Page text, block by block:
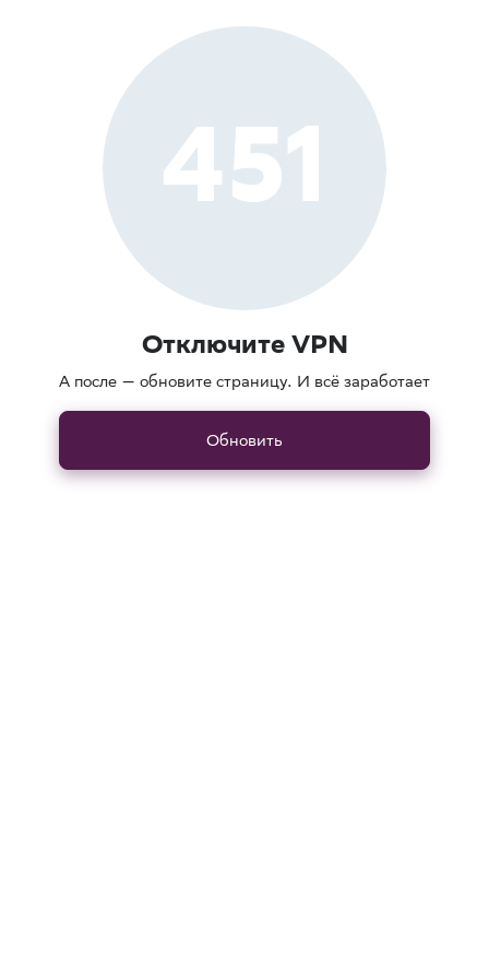
451
Отключите VPN
А после — обновите страницу. И всё заработает
Обновить